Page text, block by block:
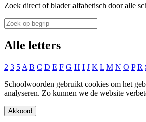
Zoek direct of blader alfabetisch door alle
Alle letters
2 3 5 A B C D E F G H I J K L M N O P R
Schoolwoorden gebruikt cookies om het
analyseren. Zo kunnen we de website
Akkoord